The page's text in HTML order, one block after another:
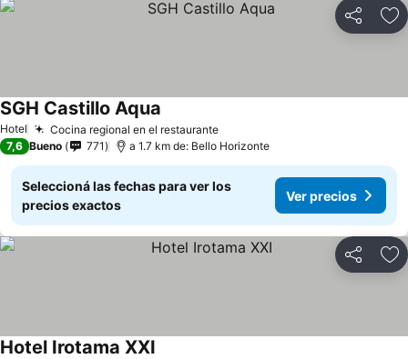
Compartir
Hotel Cocina regional en el restaurante
SGH Castillo Aqua
7,6 Bueno 771 a 1.7 km de: Bello Horizonte
Seleccioná las fechas para ver los
precios exactos
Ver precios
Compartir
Hotel Irotama XXI